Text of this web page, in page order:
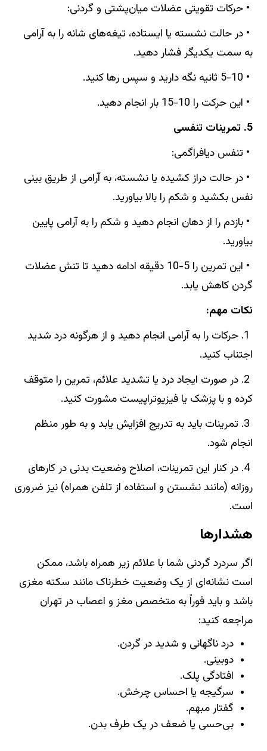
• حرکات تقویتی عضلات میان‌پشتی و گردنی:
• در حالت نشسته یا ایستاده، تیغه‌های شانه را به آرامی
به سمت یکدیگر فشار دهید.
• 5-10 ثانیه نگه دارید و سپس رها کنید.
• این حرکت را 10-15 بار انجام دهید.
5. تمرینات تنفسی
• تنفس دیافراگمی:
• در حالت دراز کشیده یا نشسته، به آرامی از طریق بینی
نفس بکشید و شکم را بالا بیاورید.
• بازدم را از دهان انجام دهید و شکم را به آرامی پایین
بیاورید.
• این تمرین را 5-10 دقیقه ادامه دهید تا تنش عضلات
گردن کاهش یابد.
نکات مهم:
1. حرکات را به آرامی انجام دهید و از هرگونه درد شدید
اجتناب کنید.
2. در صورت ایجاد درد یا تشدید علائم، تمرین را متوقف
کرده و با پزشک یا فیزیوتراپیست مشورت کنید.
3. تمرینات باید به تدریج افزایش یابد و به طور منظم
انجام شود.
4. در کنار این تمرینات، اصلاح وضعیت بدنی در کارهای
روزانه (مانند نشستن و استفاده از تلفن همراه) نیز ضروری
است.
هشدارها
اگر سردرد گردنی شما با علائم زیر همراه باشد، ممکن
است نشانه‌ای از یک وضعیت خطرناک مانند سکته مغزی
باشد و باید فوراً به متخصص مغز و اعصاب در تهران
مراجعه کنید:
درد ناگهانی و شدید در گردن.
دوبینی.
افتادگی پلک.
سرگیجه یا احساس چرخش.
گفتار مبهم.
بی‌حسی یا ضعف در یک طرف بدن.